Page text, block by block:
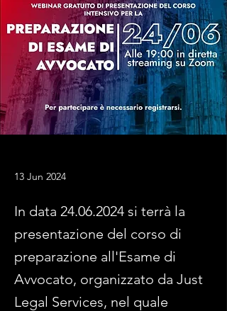
13 Jun 2024
In data 24.06.2024 si terrà la
presentazione del corso di
preparazione all'Esame di
Avvocato, organizzato da Just
Legal Services, nel quale